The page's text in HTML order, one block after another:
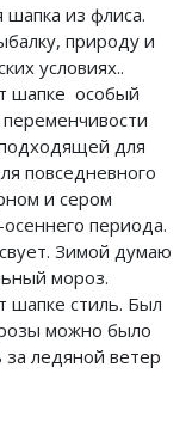
шапка из флиса.
природу и
условиях..
шапке особый
для
повседневного
и сером
периода.
Зимой думаю
мороз.
шапке стиль. Был
можно было
за ледяной ветер